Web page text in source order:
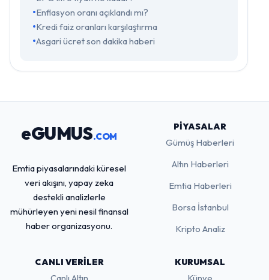
Enflasyon oranı açıklandı mı?
Kredi faiz oranları karşılaştırma
Asgari ücret son dakika haberi
eGUMUS.COM
Emtia piyasalarındaki küresel
veri akışını, yapay zeka
destekli analizlerle
mühürleyen yeni nesil finansal
haber organizasyonu.
PIYASALAR
Gümüş Haberleri
Altın Haberleri
Emtia Haberleri
Borsa İstanbul
Kripto Analiz
CANLI VERILER
Canlı Altın
KURUMSAL
Künye